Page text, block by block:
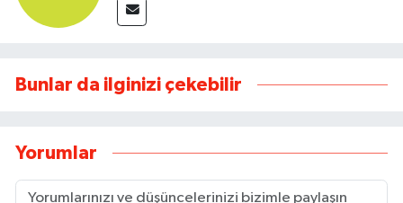
Bunlar da ilginizi çekebilir
Yorumlar